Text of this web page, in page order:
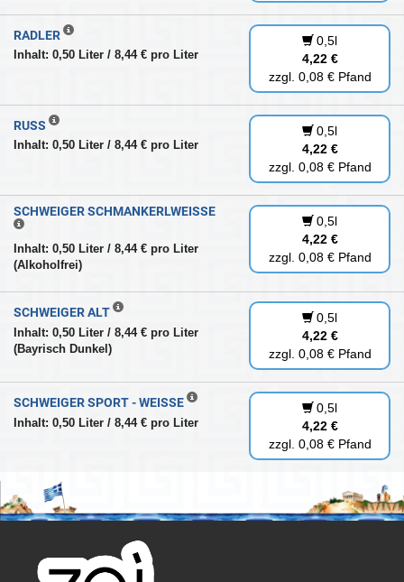
RADLER
Inhalt: 0,50 Liter / 8,44 € pro Liter
0,5l
4,22 €
zzgl. 0,08 € Pfand
RUSS
Inhalt: 0,50 Liter / 8,44 € pro Liter
0,5l
4,22 €
zzgl. 0,08 € Pfand
SCHWEIGER SCHMANKERLWEISSE
Inhalt: 0,50 Liter / 8,44 € pro Liter
(Alkoholfrei)
0,5l
4,22 €
zzgl. 0,08 € Pfand
SCHWEIGER ALT
Inhalt: 0,50 Liter / 8,44 € pro Liter
(Bayrisch Dunkel)
0,5l
4,22 €
zzgl. 0,08 € Pfand
SCHWEIGER SPORT - WEISSE
Inhalt: 0,50 Liter / 8,44 € pro Liter
0,5l
4,22 €
zzgl. 0,08 € Pfand